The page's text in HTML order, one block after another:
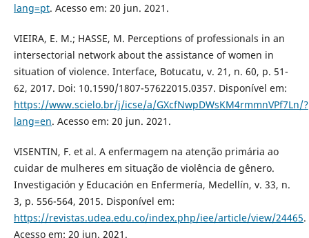
lang=pt. Acesso em: 20 jun. 2021.
VIEIRA, E. M.; HASSE, M. Perceptions of professionals in an
intersectorial network about the assistance of women in
situation of violence. Interface, Botucatu, v. 21, n. 60, p. 51-
62, 2017. Doi: 10.1590/1807-57622015.0357. Disponível em:
https://www.scielo.br/j/icse/a/GXcfNwpDWsKM4rmmnVPf7Ln/?
lang=en. Acesso em: 20 jun. 2021.
VISENTIN, F. et al. A enfermagem na atenção primária ao
cuidar de mulheres em situação de violência de gênero.
Investigación y Educación en Enfermería, Medellín, v. 33, n.
3, p. 556-564, 2015. Disponível em:
https://revistas.udea.edu.co/index.php/iee/article/view/24465.
Acesso em: 20 jun. 2021.